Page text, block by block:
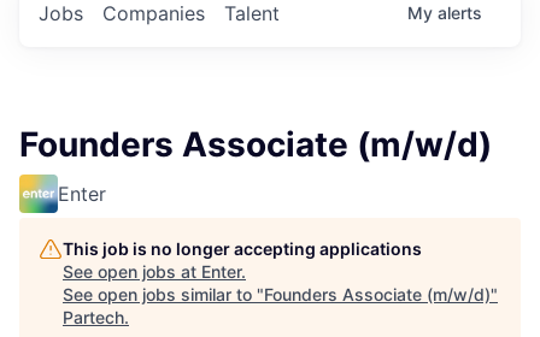
Jobs Companies Talent My alerts
Founders Associate (m/w/d)
Enter
This job is no longer accepting applications
See open jobs at Enter.
See open jobs similar to "Founders Associate (m/w/d)"
Partech.